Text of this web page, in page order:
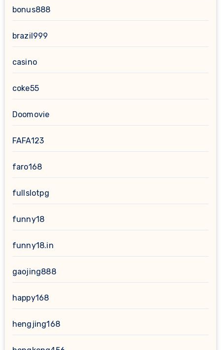
bonus888
brazil999
casino
coke55
Doomovie
FAFA123
faro168
fullslotpg
funny18
funny18.in
gaojing888
happy168
hengjing168